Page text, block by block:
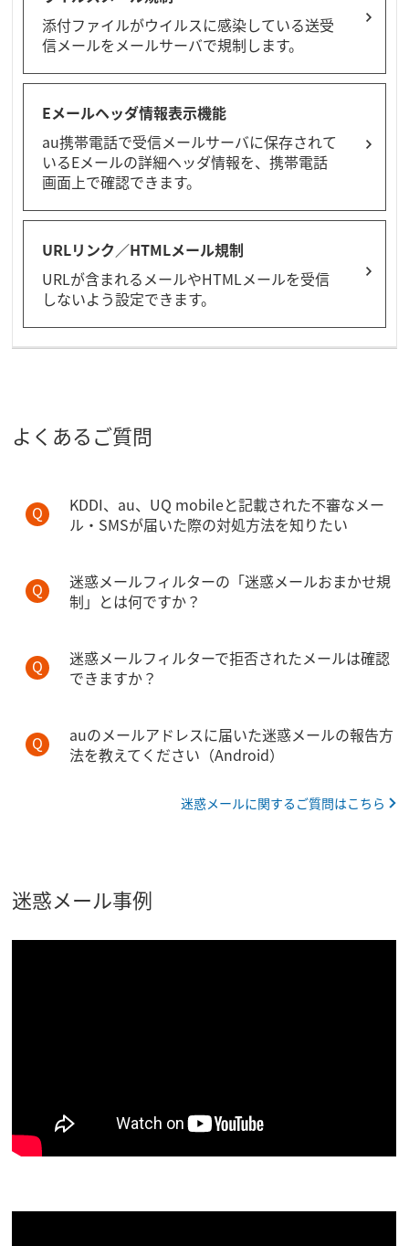
添付ファイルがウイルスに感染している送受
信メールをメールサーバで規制します。
Eメールヘッダ情報表示機能
au携帯電話で受信メールサーバに保存されて
いるEメールの詳細ヘッダ情報を、携帯電話
画面上で確認できます。
URLリンク／HTMLメール規制
URLが含まれるメールやHTMLメールを受信
しないよう設定できます。
よくあるご質問
KDDI、au、UQ mobileと記載された不審なメー
ル・SMSが届いた際の対処方法を知りたい
迷惑メールフィルターの「迷惑メールおまかせ規
制」とは何ですか？
迷惑メールフィルターで拒否されたメールは確認
できますか？
auのメールアドレスに届いた迷惑メールの報告方
法を教えてください（Android）
迷惑メールに関するご質問はこちら
迷惑メール事例